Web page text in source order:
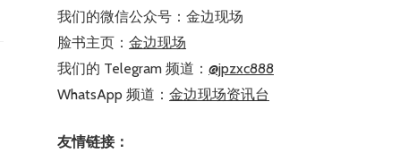
我们的微信公众号：金边现场
脸书主页： 金边现场
我们的 Telegram 频道： @jpzxc888
WhatsApp 频道： 金边现场资讯台
友情链接：